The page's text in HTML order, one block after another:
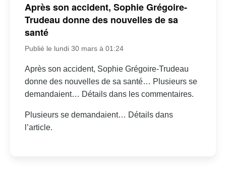
Après son accident, Sophie Grégoire-
Trudeau donne des nouvelles de sa
santé
Publié le lundi 30 mars à 01:24
Après son accident, Sophie Grégoire-Trudeau
donne des nouvelles de sa santé… Plusieurs se
demandaient… Détails dans les commentaires.
Plusieurs se demandaient… Détails dans
l’article.